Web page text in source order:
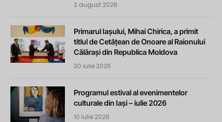
2 august 2026
Primarul Iașului, Mihai Chirica, a primit
titlul de Cetățean de Onoare al Raionului
Călărași din Republica Moldova
30 iulie 2026
Programul estival al evenimentelor
culturale din Iași – iulie 2026
10 iulie 2026